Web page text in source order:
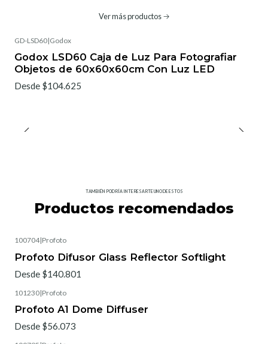
Ver más productos
GD-LSD60|Godox
Godox LSD60 Caja de Luz Para Fotografiar
Objetos de 60x60x60cm Con Luz LED
Desde $104.625
TAMBIÉN PODRÍA INTERESARTE UNO DE ESTOS
Productos recomendados
100704|Profoto
Profoto Difusor Glass Reflector Softlight
Desde $140.801
101230|Profoto
Profoto A1 Dome Diffuser
Desde $56.073